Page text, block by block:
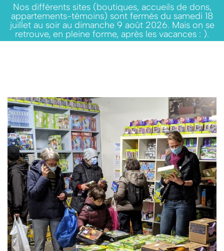
Nos différents sites (boutiques, accueils de dons,
appartements-témoins) sont fermés du samedi 18
juillet au soir au dimanche 9 août 2026. Mais on se
retrouve, en pleine forme, après les vacances : ).